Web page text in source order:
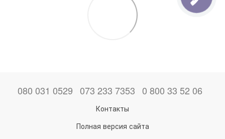
080 031 0529 073 233 7353 0 800 33 52 06
Контакты
Полная версия сайта